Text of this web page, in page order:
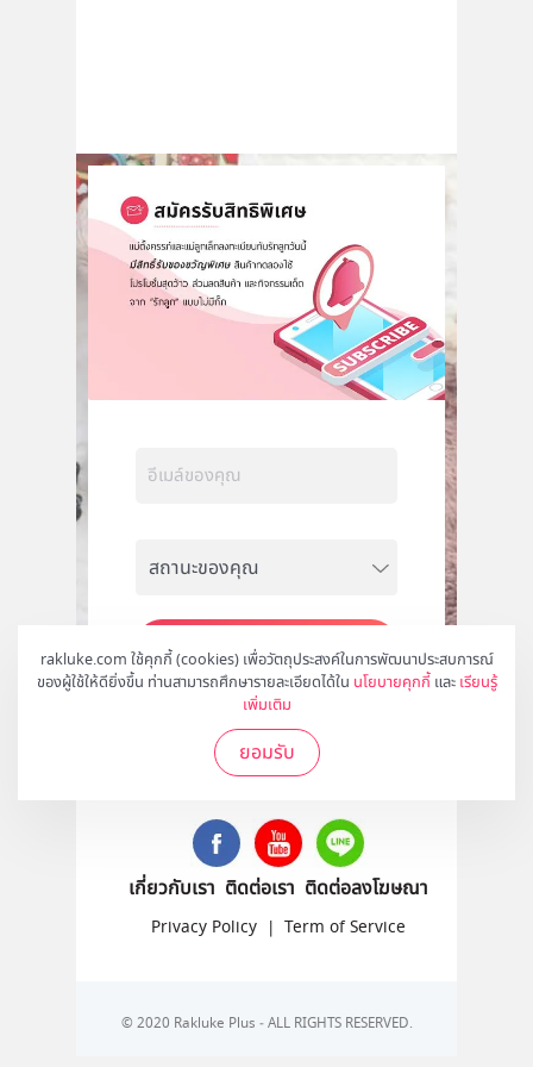
rakluke.com ใช้คุกกี้ (cookies) เพื่อวัตถุประสงค์ในการพัฒนาประสบการณ์
ของผู้ใช้ให้ดียิ่งขึ้น ท่านสามารถศึกษารายละเอียดได้ใน นโยบายคุกกี้ และ เรียนรู้
เพิ่มเติม
ยอมรับ
สมัคร
ติดตามเราได้ที่
เกี่ยวกับเรา ติดต่อเรา ติดต่อลงโฆษณา
Privacy Policy | Term of Service
© 2020 Rakluke Plus - ALL RIGHTS RESERVED.